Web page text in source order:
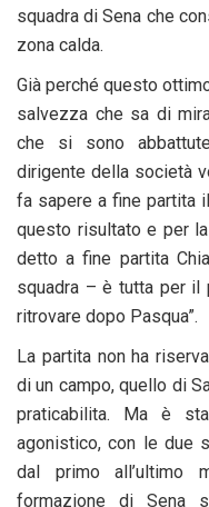
squadra di Sena che
zona calda.
Già perché questo
salvezza che sa di
che si sono
dirigente della società
fa sapere a fine partita
questo risultato e per
detto a fine partita
squadra – è tutta per il
ritrovare dopo Pasqua”.
La partita non ha
di un campo, quello di
praticabilita. Ma è
agonistico, con le due
dal primo all’ultimo
formazione di Sena